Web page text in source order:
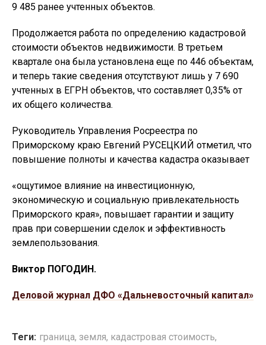
9 485 ранее учтенных объектов.
Продолжается работа по определению кадастровой
стоимости объектов недвижимости. В третьем
квартале она была установлена еще по 446 объектам,
и теперь такие сведения отсутствуют лишь у 7 690
учтенных в ЕГРН объектов, что составляет 0,35% от
их общего количества.
Руководитель Управления Росреестра по
Приморскому краю Евгений РУСЕЦКИЙ отметил, что
повышение полноты и качества кадастра оказывает
«ощутимое влияние на инвестиционную,
экономическую и социальную привлекательность
Приморского края», повышает гарантии и защиту
прав при совершении сделок и эффективность
землепользования.
Виктор ПОГОДИН.
Деловой журнал ДФО «Дальневосточный капитал»
Теги: граница, земля, кадастровая стоимость,